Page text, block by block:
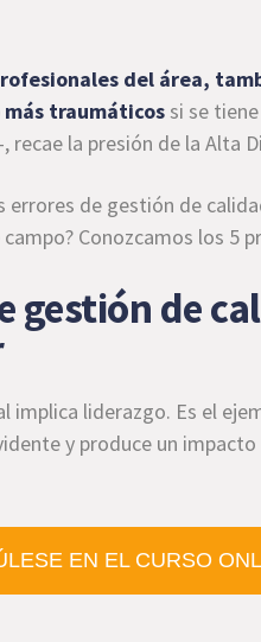
del área,
traumáticossi se
recae la presión de la Alta
errores de gestión de
Conozcamos los 5
gestión de
implica liderazgo. Es el
y produce un
EN EL CURSO